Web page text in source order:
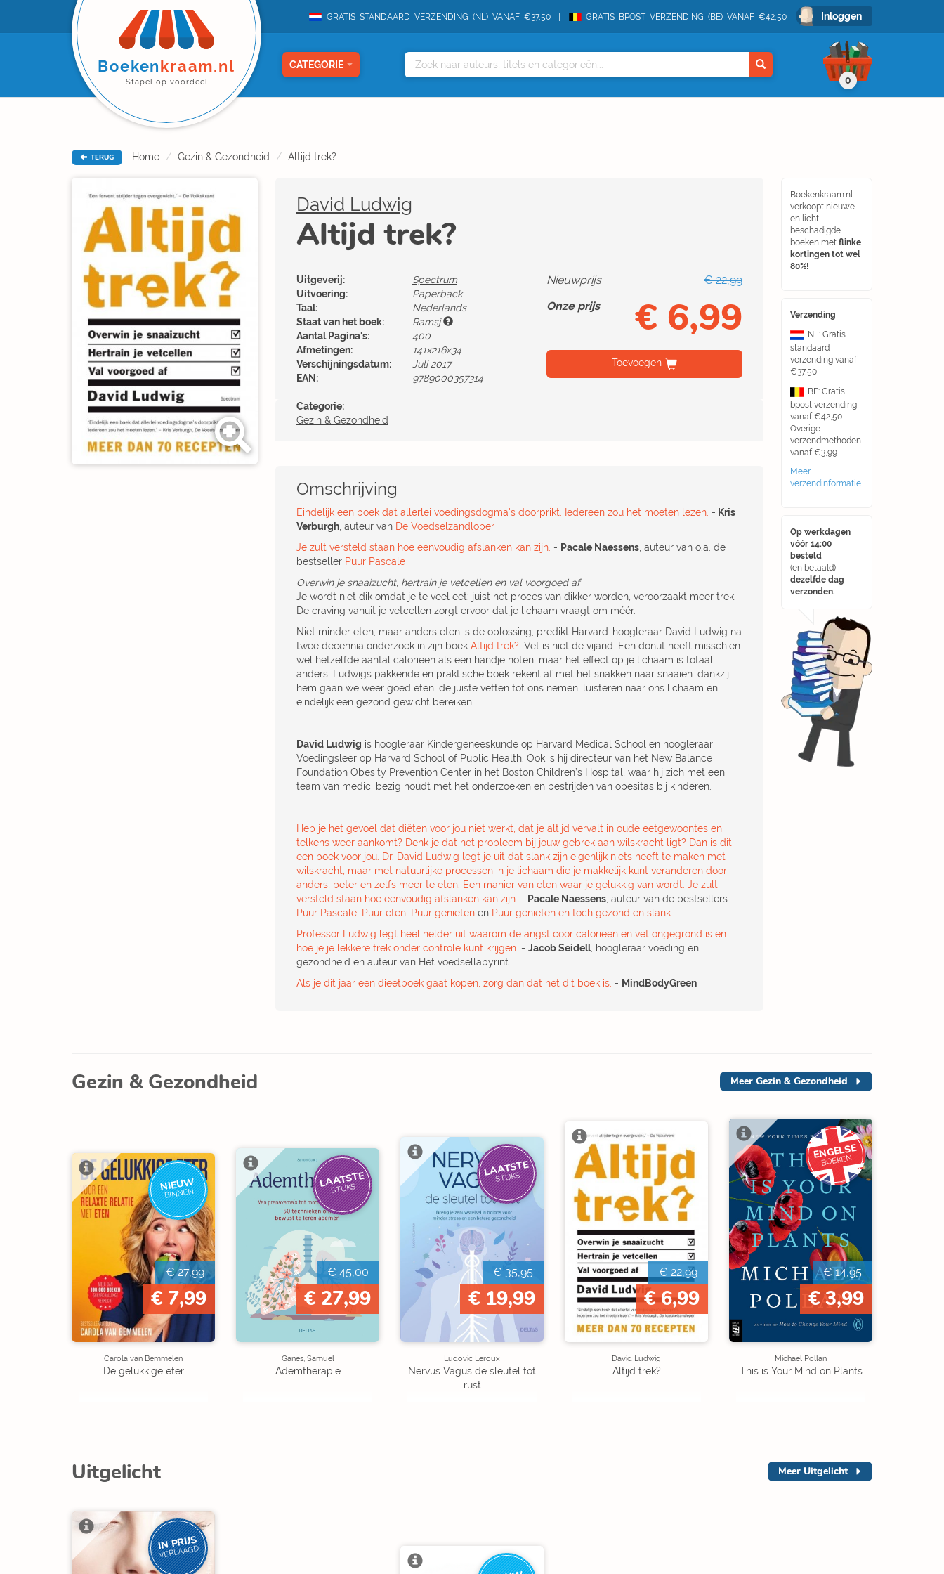
GRATIS STANDAARD VERZENDING (NL) VANAF €37,50 GRATIS BPOST VERZENDING (BE) VANAF €42,50 Inloggen
Boekenkraam.nl
Stapel op voordeel
CATEGORIE
0
TERUG Home Gezin & Gezondheid Altijd trek?
Boekenkraam.nl
verkoopt nieuwe
en licht
beschadigde
boeken met flinke
kortingen tot wel
80%!
Verzending
NL: Gratis
standaard
verzending vanaf
€37,50
BE: Gratis
bpost verzending
vanaf €42,50
Overige
verzendmethoden
vanaf €3,99.
Meer
verzendinformatie
Op werkdagen
vóór 14:00
besteld
(en betaald)
dezelfde dag
verzonden.
David Ludwig
Altijd trek?
Uitgeverij:
Spectrum
Uitvoering:
Paperback
Taal:
Nederlands
Staat van het boek:
Ramsj
Aantal Pagina's:
400
Afmetingen:
141x216x34
Verschijningsdatum:
Juli 2017
EAN:
9789000357314
Nieuwprijs
€ 22,99
Onze prijs
€ 6,99
Toevoegen
Categorie:
Gezin & Gezondheid
Omschrijving
Eindelijk een boek dat allerlei voedingsdogma's doorprikt. Iedereen zou het moeten lezen. - Kris
Verburgh , auteur van De Voedselzandloper
Je zult versteld staan hoe eenvoudig afslanken kan zijn. - Pacale Naessens , auteur van o.a. de
bestseller Puur Pascale
Overwin je snaaizucht, hertrain je vetcellen en val voorgoed af
Je wordt niet dik omdat je te veel eet: juist het proces van dikker worden, veroorzaakt meer trek.
De craving vanuit je vetcellen zorgt ervoor dat je lichaam vraagt om méér.
Niet minder eten, maar anders eten is de oplossing, predikt Harvard-hoogleraar David Ludwig na
twee decennia onderzoek in zijn boek Altijd trek? . Vet is niet de vijand. Een donut heeft misschien
wel hetzelfde aantal calorieën als een handje noten, maar het effect op je lichaam is totaal
anders. Ludwigs pakkende en praktische boek rekent af met het snakken naar snaaien: dankzij
hem gaan we weer goed eten, de juiste vetten tot ons nemen, luisteren naar ons lichaam en
eindelijk een gezond gewicht bereiken.
David Ludwig is hoogleraar Kindergeneeskunde op Harvard Medical School en hoogleraar
Voedingsleer op Harvard School of Public Health. Ook is hij directeur van het New Balance
Foundation Obesity Prevention Center in het Boston Children’s Hospital, waar hij zich met een
team van medici bezig houdt met het onderzoeken en bestrijden van obesitas bij kinderen.
Heb je het gevoel dat diëten voor jou niet werkt, dat je altijd vervalt in oude eetgewoontes en
telkens weer aankomt? Denk je dat het probleem bij jouw gebrek aan wilskracht ligt? Dan is dit
een boek voor jou. Dr. David Ludwig legt je uit dat slank zijn eigenlijk niets heeft te maken met
wilskracht, maar met natuurlijke processen in je lichaam die je makkelijk kunt veranderen door
anders, beter en zelfs meer te eten. Een manier van eten waar je gelukkig van wordt. Je zult
versteld staan hoe eenvoudig afslanken kan zijn. - Pacale Naessens , auteur van de bestsellers
Puur Pascale Puur eten Puur genieten en Puur genieten en toch gezond en slank
Professor Ludwig legt heel helder uit waarom de angst coor calorieën en vet ongegrond is en
hoe je je lekkere trek onder controle kunt krijgen. - Jacob Seidell, hoogleraar voeding en
gezondheid en auteur van Het voedsellabyrint
Als je dit jaar een dieetboek gaat kopen, zorg dan dat het dit boek is. - MindBodyGreen
Gezin & Gezondheid Meer Gezin & Gezondheid
NIEUW
BINNEN
€ 27,99
€ 7,99
Carola van Bemmelen
De gelukkige eter
LAATSTE
STUKS
€ 45,00
€ 27,99
Ganes, Samuel
Ademtherapie
LAATSTE
STUKS
€ 35,95
€ 19,99
Ludovic Leroux
Nervus Vagus de sleutel tot
rust
€ 22,99
€ 6,99
David Ludwig
Altijd trek?
ENGELSE
BOEKEN
€ 14,95
€ 3,99
Michael Pollan
This is Your Mind on Plants
Uitgelicht Meer Uitgelicht
IN PRIJS
VERLAAGD